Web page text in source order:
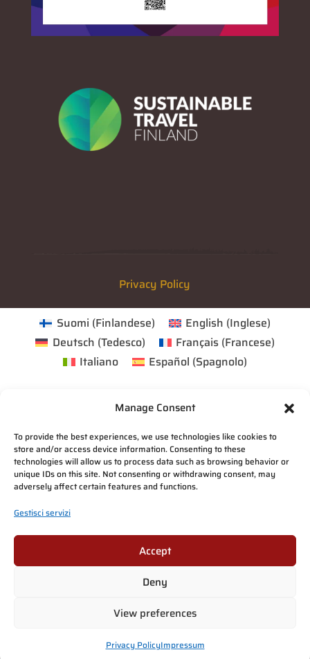
Manage Consent
To provide the best experiences, we use technologies like cookies to
store and/or access device information. Consenting to these
technologies will allow us to process data such as browsing behavior or
unique IDs on this site. Not consenting or withdrawing consent, may
adversely affect certain features and functions.
Gestisci servizi
Accept
Deny
View preferences
Privacy PolicyImpressum
Privacy Policy
Suomi (Finlandese) English (Inglese)
Deutsch (Tedesco) Français(Francese)
Italiano
Español (Spagnolo)